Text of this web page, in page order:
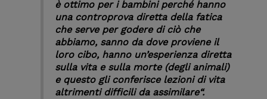
è ottimo per i bambini perché hanno
una controprova diretta della fatica
che serve per godere di ciò che
abbiamo, sanno da dove proviene il
loro cibo, hanno un’esperienza diretta
sulla vita e sulla morte (degli animali)
e questo gli conferisce lezioni di vita
altrimenti difficili da assimilare“.